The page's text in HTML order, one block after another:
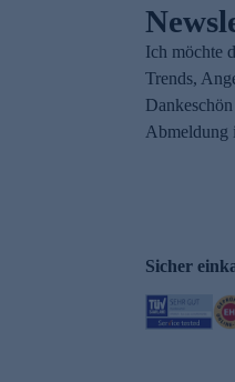
Ich möchte
Trends,
Abmeldung
Sicher